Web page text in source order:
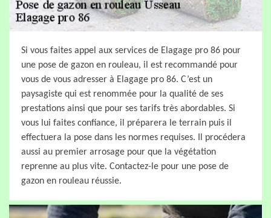
Si vous faites appel aux services de Elagage pro 86 pour
une pose de gazon en rouleau, il est recommandé pour
vous de vous adresser à Elagage pro 86. C’est un
paysagiste qui est renommée pour la qualité de ses
prestations ainsi que pour ses tarifs très abordables. Si
vous lui faites confiance, il préparera le terrain puis il
effectuera la pose dans les normes requises. Il procédera
aussi au premier arrosage pour que la végétation
reprenne au plus vite. Contactez-le pour une pose de
gazon en rouleau réussie.